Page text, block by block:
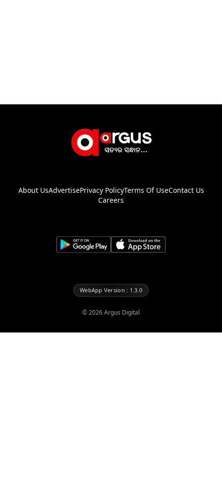
About UsAdvertisePrivacy PolicyTerms Of UseContact Us
Careers
WebApp Version : 1.3.0
©2026Argus Digital